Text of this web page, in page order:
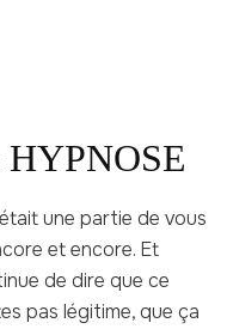
une partie de vous
et encore. Et
de dire que ce
pas légitime, que ça